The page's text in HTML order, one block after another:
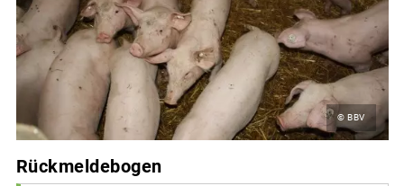
© BBV
Rückmeldebogen